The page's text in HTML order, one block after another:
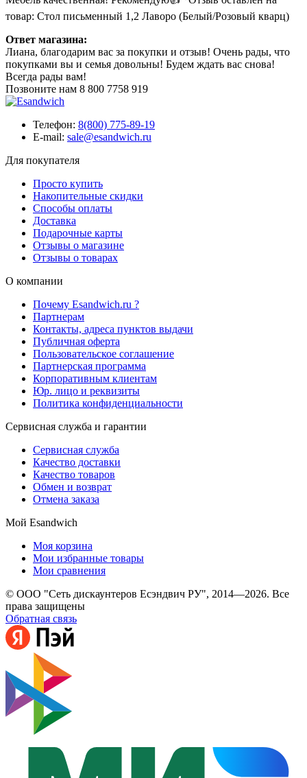
товар: Стол письменный 1,2 Лаворо (Белый/Розовый кварц)
Ответ магазина:
Лиана, благодарим вас за покупки и отзыв! Очень рады, что
покупками вы и семья довольны! Будем ждать вас снова!
Всегда рады вам!
Позвоните нам 8 800 7758 919
Телефон: 8(800) 775-89-19
E-mail: sale@esandwich.ru
Для покупателя
Просто купить
Накопительные скидки
Способы оплаты
Доставка
Подарочные карты
Отзывы о магазине
Отзывы о товарах
О компании
Почему Esandwich.ru ?
Партнерам
Контакты, адреса пунктов выдачи
Публичная оферта
Пользовательское соглашение
Партнерская программа
Корпоративным клиентам
Юр. лицо и реквизиты
Политика конфиденциальности
Сервисная служба и гарантии
Сервисная служба
Качество доставки
Качество товаров
Обмен и возврат
Отмена заказа
Мой Esandwich
Моя корзина
Мои избранные товары
Мои сравнения
© ООО "Сеть дискаунтеров Есэндвич РУ", 2014—2026. Все
права защищены
Обратная связь